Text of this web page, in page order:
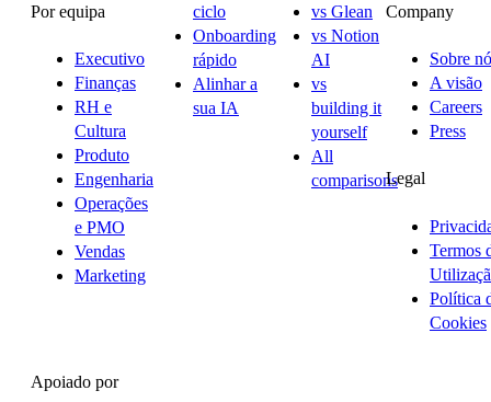
Por equipa
Executivo
Finanças
RH e
Cultura
Produto
Engenharia
Operações
e PMO
Vendas
Marketing
ciclo
Onboarding
rápido
Alinhar a
sua IA
vs Glean
vs Notion
AI
vs
building it
yourself
All
comparisons
Company
Sobre
A visão
Careers
Press
Legal
Termos
Política
Cookies
Apoiado por